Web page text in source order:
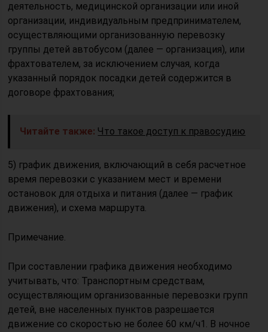
деятельность, медицинской организации или иной
организации, индивидуальным предпринимателем,
осуществляющими организованную перевозку
группы детей автобусом (далее — организация), или
фрахтователем, за исключением случая, когда
указанный порядок посадки детей содержится в
договоре фрахтования;
Читайте также: Что такое доступ к правосудию
5) график движения, включающий в себя расчетное
время перевозки с указанием мест и времени
остановок для отдыха и питания (далее — график
движения), и схема маршрута.
Примечание.
При составлении графика движения необходимо
учитывать, что: Транспортным средствам,
осуществляющим организованные перевозки групп
детей, вне населенных пунктов разрешается
движение со скоростью не более 60 км/ч1. В ночное